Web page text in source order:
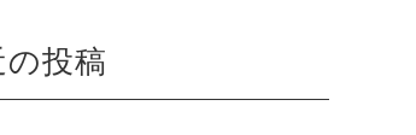
の投稿